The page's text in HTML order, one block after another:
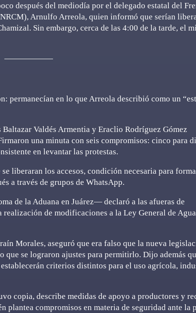
después del mediodía por el delegado estatal del
Arnulfo Arreola, quien informó que serían
Sin embargo, cerca de las 4:00 de la tarde, el
permanecían en lo que Arreola describió como un
Valdés Armentia y Eraclio Rodríguez Gómez
una minuta con seis compromisos: cinco para
en levantar las protestas.
liberaran los accesos, condición necesaria para
a través de grupos de WhatsApp.
de la Aduana en Juárez— declaró a las afueras de
de modificaciones a la Ley General de
Morales, aseguró que era falso que la nueva
que se lograron ajustes para permitirlo. Dijo además
criterios distintos para el uso agrícola,
copia, describe medidas de apoyo a productores y
plantea compromisos en materia de seguridad ante la